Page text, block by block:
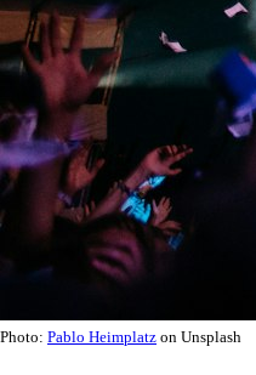
Photo: Pablo Heimplatz on Unsplash